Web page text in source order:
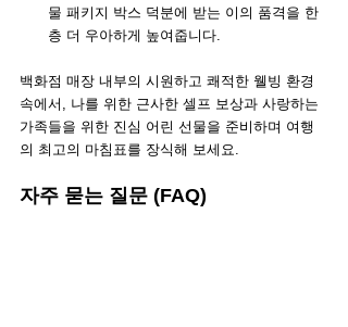
물 패키지 박스 덕분에 받는 이의 품격을 한
층 더 우아하게 높여줍니다.
백화점 매장 내부의 시원하고 쾌적한 웰빙 환경
속에서, 나를 위한 근사한 셀프 보상과 사랑하는
가족들을 위한 진심 어린 선물을 준비하며 여행
의 최고의 마침표를 장식해 보세요.
자주 묻는 질문 (FAQ)